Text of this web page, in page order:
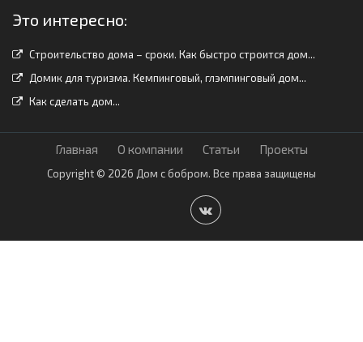
Это интересно:
Строительство дома – сроки. Как быстро строится дом...
Домик для туризма. Кемпинговый, глэмпинговый дом...
Как сделать дом...
Главная О компании Статьи Проекты
Copyright © 2026 Дом с бобром. Все права защищены